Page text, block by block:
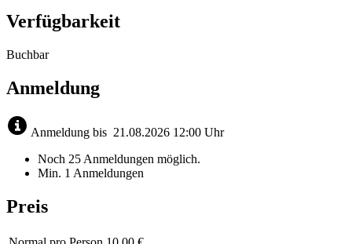
Verfügbarkeit
Buchbar
Anmeldung
Anmeldung bis 21.08.2026 12:00 Uhr
Noch 25 Anmeldungen möglich.
Min. 1 Anmeldungen
Preis